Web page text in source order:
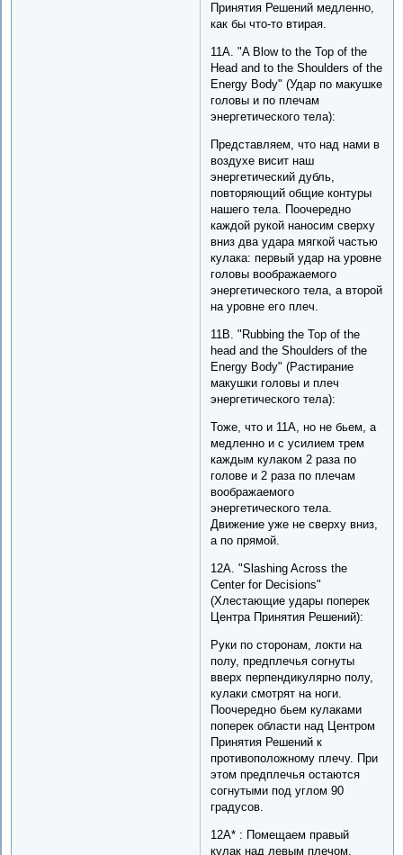
Принятия Решений медленно,
как бы что-то втирая.
11A. "A Blow to the Top of the
Head and to the Shoulders of the
Energy Body" (Удар по макушке
головы и по плечам
энергетического тела):
Представляем, что над нами в
воздухе висит наш
энергетический дубль,
повторяющий общие контуры
нашего тела. Поочередно
каждой рукой наносим сверху
вниз два удара мягкой частью
кулака: первый удар на уровне
головы воображаемого
энергетического тела, а второй
на уровне его плеч.
11B. "Rubbing the Top of the
head and the Shoulders of the
Energy Body" (Растирание
макушки головы и плеч
энергетического тела):
Тоже, что и 11A, но не бьем, а
медленно и с усилием трем
каждым кулаком 2 раза по
голове и 2 раза по плечам
воображаемого
энергетического тела.
Движение уже не сверху вниз,
а по прямой.
12A. "Slashing Across the
Center for Decisions"
(Хлестающие удары поперек
Центра Принятия Решений):
Руки по сторонам, локти на
полу, предплечья согнуты
вверх перпендикулярно полу,
кулаки смотрят на ноги.
Поочередно бьем кулаками
поперек области над Центром
Принятия Решений к
противоположному плечу. При
этом предплечья остаются
согнутыми под углом 90
градусов.
12A* : Помещаем правый
кулак над левым плечом.